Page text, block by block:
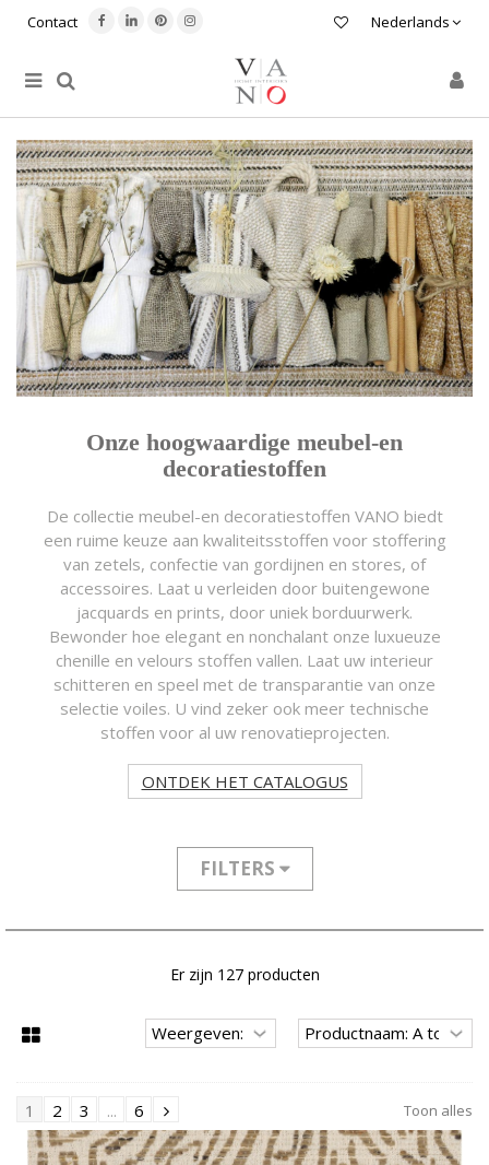
Nederlands
Contact
Onze hoogwaardige meubel-en
decoratiestoffen
De collectie meubel-en decoratiestoffen VANO biedt
een ruime keuze aan kwaliteitsstoffen voor stoffering
van zetels, confectie van gordijnen en stores, of
accessoires. Laat u verleiden door buitengewone
jacquards en prints, door uniek borduurwerk.
Bewonder hoe elegant en nonchalant onze luxueuze
chenille en velours stoffen vallen. Laat uw interieur
schitteren en speel met de transparantie van onze
selectie voiles. U vind zeker ook meer technische
stoffen voor al uw renovatieprojecten.
ONTDEK HET CATALOGUS
FILTERS
Er zijn 127 producten
Toon alles
1 2 3 ... 6